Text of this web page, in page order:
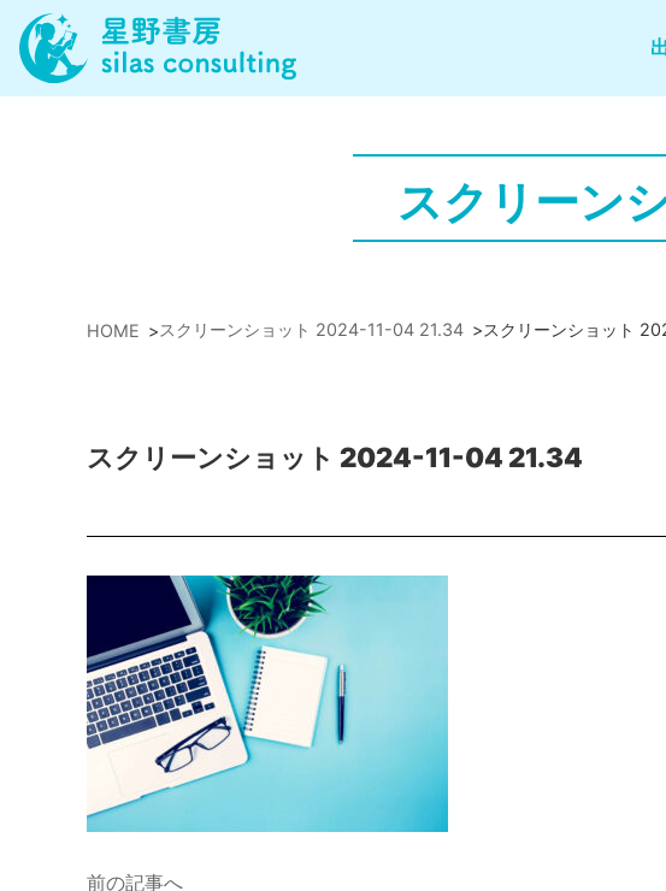
スクリーン
HOME >スクリーンショット 2024-11-04 21.34 >スクリーンショット
スクリーンショット 2024-11-04 21.34
前の記事へ